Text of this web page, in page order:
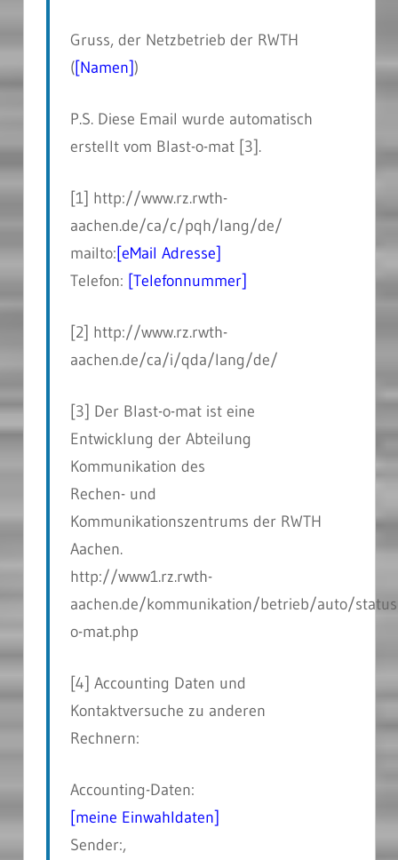
Gruss, der Netzbetrieb der RWTH
([Namen])
P.S. Diese Email wurde automatisch
erstellt vom Blast-o-mat [3].
[1] http://www.rz.rwth-
aachen.de/ca/c/pqh/lang/de/
mailto:[eMail Adresse]
Telefon: [Telefonnummer]
[2] http://www.rz.rwth-
aachen.de/ca/i/qda/lang/de/
[3] Der Blast-o-mat ist eine
Entwicklung der Abteilung
Kommunikation des
Rechen- und
Kommunikationszentrums der RWTH
Aachen.
http://www1.rz.rwth-
aachen.de/kommunikation/betrieb/auto/
o-mat.php
[4] Accounting Daten und
Kontaktversuche zu anderen
Rechnern:
Accounting-Daten:
[meine Einwahldaten]
Sender:,